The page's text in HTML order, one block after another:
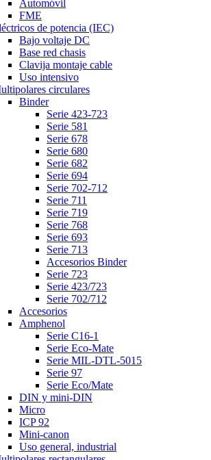
Automóvil
FME
de potencia (IEC)
Bajo voltaje DC
Base red chasis
Clavija montaje cable
Uso intensivo
circulares
Binder
Serie 423-723
Serie 581
Serie 678
Serie 680
Serie 682
Serie 694
Serie 702-712
Serie 711
Serie 719
Serie 768
Serie 693
Serie 713
Accesorios Binder
Serie 723
Serie 423/723
Serie 702/712
Accesorios
Amphenol
Serie C16-1
Serie Eco-Mate
Serie MIL-DTL-5015
Serie 97
Serie Eco/Mate
DIN y mini-DIN
Micro
ICP 92
Mini-canon
Uso general, industrial